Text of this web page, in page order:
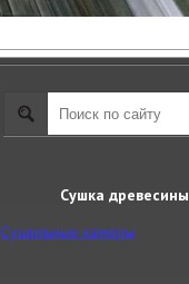
Сушка древесины
Сушильные камеры